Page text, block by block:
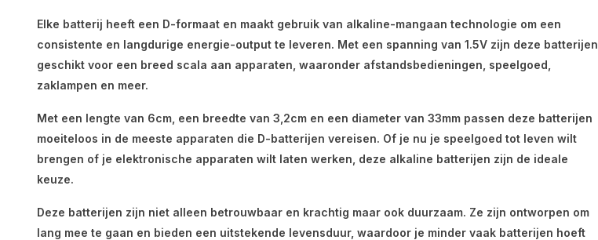
Elke batterij heeft een D-formaat en maakt gebruik van alkaline-mangaan technologie om een
consistente en langdurige energie-output te leveren. Met een spanning van 1.5V zijn deze batterijen
geschikt voor een breed scala aan apparaten, waaronder afstandsbedieningen, speelgoed,
zaklampen en meer.
Met een lengte van 6cm, een breedte van 3,2cm en een diameter van 33mm passen deze batterijen
moeiteloos in de meeste apparaten die D-batterijen vereisen. Of je nu je speelgoed tot leven wilt
brengen of je elektronische apparaten wilt laten werken, deze alkaline batterijen zijn de ideale
keuze.
Deze batterijen zijn niet alleen betrouwbaar en krachtig maar ook duurzaam. Ze zijn ontworpen om
lang mee te gaan en bieden een uitstekende levensduur, waardoor je minder vaak batterijen hoeft